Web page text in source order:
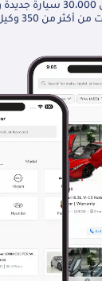
استكشف أكثر من
من 350 وكيل معتمد.